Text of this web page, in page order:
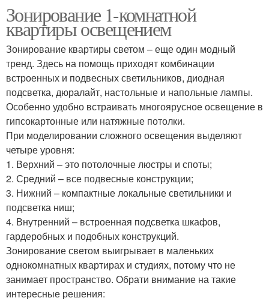
Зонирование 1-комнатной
квартиры освещением
Зонирование квартиры светом – еще один модный
тренд. Здесь на помощь приходят комбинации
встроенных и подвесных светильников, диодная
подсветка, дюралайт, настольные и напольные лампы.
Особенно удобно встраивать многоярусное освещение в
гипсокартонные или натяжные потолки.
При моделировании сложного освещения выделяют
четыре уровня:
1. Верхний – это потолочные люстры и споты;
2. Средний – все подвесные конструкции;
3. Нижний – компактные локальные светильники и
подсветка ниш;
4. Внутренний – встроенная подсветка шкафов,
гардеробных и подобных конструкций.
Зонирование светом выигрывает в маленьких
однокомнатных квартирах и студиях, потому что не
занимает пространство. Обрати внимание на такие
интересные решения: